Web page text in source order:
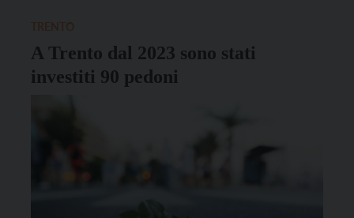
A Trento dal 2023 sono stati
investiti 90 pedoni